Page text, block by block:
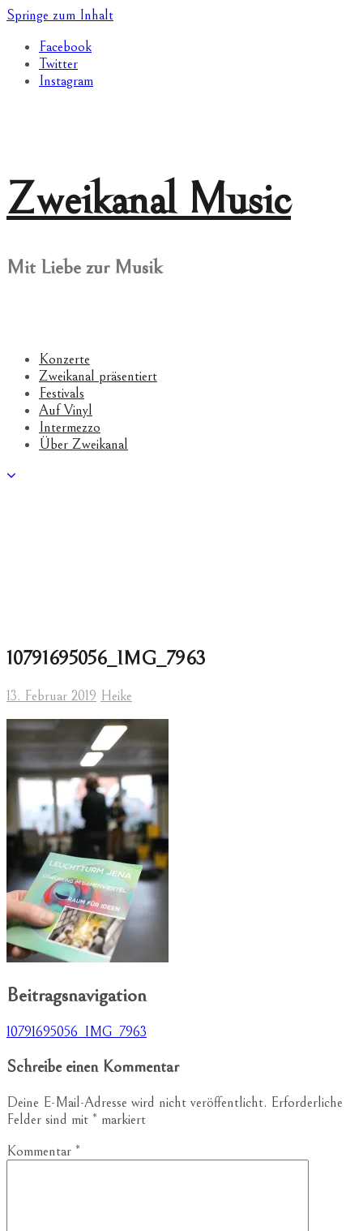
Springe zum Inhalt
Facebook
Twitter
Instagram
Zweikanal Music
Mit Liebe zur Musik
Konzerte
Zweikanal präsentiert
Festivals
Auf Vinyl
Intermezzo
Über Zweikanal
10791695056_IMG_7963
13. Februar 2019 Heike
Beitragsnavigation
10791695056_IMG_7963
Schreibe einen Kommentar
Deine E-Mail-Adresse wird nicht veröffentlicht. Erforderliche
Felder sind mit * markiert
Kommentar *